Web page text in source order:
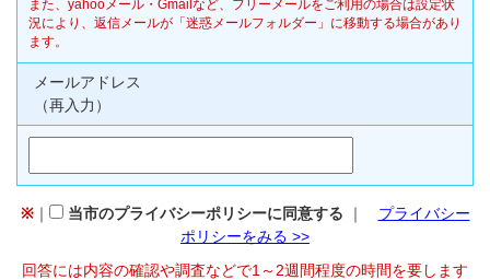
また、yahooメール・Gmailなど、フリーメールをご利用の場合は設定状
況により、返信メールが「迷惑メールフォルダー」に移動する場合があり
ます。
メールアドレス
（再入力）
※｜ 当市のプライバシーポリシーに同意する ｜ プライバシー
ポリシーをみる >>
回答には内容の確認や調査などで1～2週間程度の時間を要します